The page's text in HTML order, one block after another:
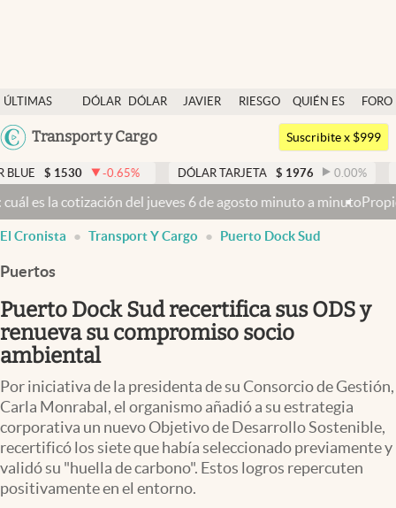
ÚLTIMAS
NOTICIAS
DÓLAR
DÓLAR
JAVIER
RIESGO
QUIÉN ES
QUIÉN
FORO
Argentina
México
Transport y Cargo
Dólar
Members
Economía y Política
Finanzas y Mercados
Mercados Online
Negocios
Columnistas
Otras secciones
Infotechnology
Clase
Clima
Suscribite x $999
1530 -0.65% DÓLAR TARJETA $ 1976 0.00% DÓLAR
del jueves 6 de agosto minuto a minutoPropiedad privada: con
El Cronista Transport Y Cargo Puerto Dock Sud
Puertos
Puerto Dock Sud recertifica sus ODS y
renueva su compromiso socio
ambiental
Por iniciativa de la presidenta de su Consorcio de Gestión,
Carla Monrabal, el organismo añadió a su estrategia
corporativa un nuevo Objetivo de Desarrollo Sostenible,
recertificó los siete que había seleccionado previamente y
validó su "huella de carbono". Estos logros repercuten
positivamente en el entorno.